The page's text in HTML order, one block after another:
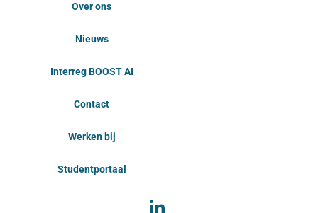
Over ons
Nieuws
Interreg BOOST AI
Contact
Werken bij
Studentportaal